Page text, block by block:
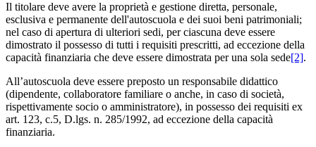
Il titolare deve avere la proprietà e gestione diretta, personale,
esclusiva e permanente dell'autoscuola e dei suoi beni patrimoniali;
nel caso di apertura di ulteriori sedi, per ciascuna deve essere
dimostrato il possesso di tutti i requisiti prescritti, ad eccezione della
capacità finanziaria che deve essere dimostrata per una sola sede[2].
All’autoscuola deve essere preposto un responsabile didattico
(dipendente, collaboratore familiare o anche, in caso di società,
rispettivamente socio o amministratore), in possesso dei requisiti ex
art. 123, c.5, D.lgs. n. 285/1992, ad eccezione della capacità
finanziaria.